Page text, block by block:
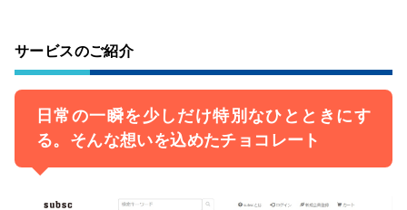
サービスのご紹介
日常の一瞬を少しだけ特別なひとときにす
る。そんな想いを込めたチョコレート